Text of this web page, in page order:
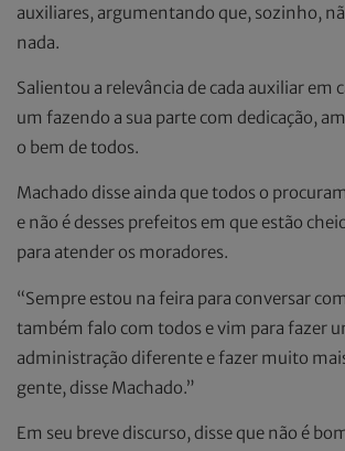
auxiliares, argumentando que, sozinho,
nada.
Salientou a relevância de cada auxiliar em
um fazendo a sua parte com dedicação,
o bem de todos.
Machado disse ainda que todos o
e não é desses prefeitos em que estão
para atender os moradores.
“Sempre estou na feira para conversar
também falo com todos e vim para fazer
administração diferente e fazer muito
gente, disse Machado.”
Em seu breve discurso, disse que não é